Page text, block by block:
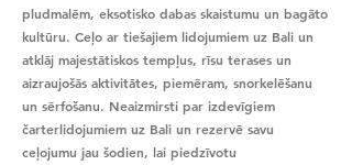
pludmalēm, eksotisko dabas skaistumu un bagāto
kultūru. Ceļo ar tiešajiem lidojumiem uz Bali un
atklāj majestātiskos tempļus, rīsu terases un
aizraujošās aktivitātes, piemēram, snorkelēšanu
un sērfošanu. Neaizmirsti par izdevīgiem
čarterlidojumiem uz Bali un rezervē savu
ceļojumu jau šodien, lai piedzīvotu